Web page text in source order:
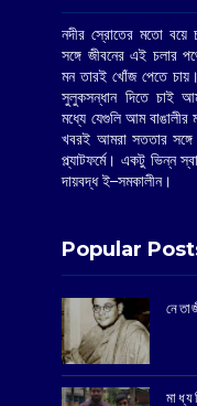
নদীর স্রোতের মতো বয়ে
সঙ্গে জীবনের এই চলার
মন তারই খোঁজ পেতে
সুলুকসন্ধান দিতে চাই
মধ্যে যেগুলি আম বাঙালীর
খবরই আমরা সততার
প্ল্যাটফর্মে। একটু ভিন্ন
দায়বদ্ধ ই–সমকালীন।
Popular